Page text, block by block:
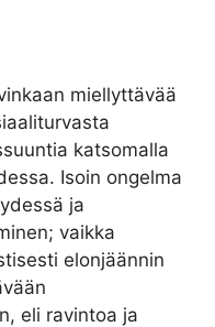
miellyttävää
katsomalla
Isoin ongelma
ja
vaikka
elonjäännin
eli ravintoa ja